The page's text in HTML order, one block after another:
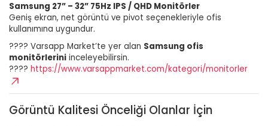
Samsung 27” – 32” 75Hz IPS / QHD Monitörler
Geniş ekran, net görüntü ve pivot seçenekleriyle ofis
kullanımına uygundur.
???? Varsapp Market’te yer alan Samsung ofis
monitörlerini inceleyebilirsin.
???? https://www.varsappmarket.com/kategori/monitorler
Görüntü Kalitesi Önceliği Olanlar İçin